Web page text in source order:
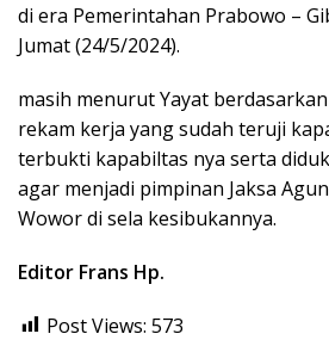
di era Pemerintahan Prabowo –
Jumat (24/5/2024).
masih menurut Yayat
rekam kerja yang sudah teruji
terbukti kapabiltas nya serta
agar menjadi pimpinan Jaksa
Wowor di sela kesibukannya.
Editor Frans Hp.
Post Views: 573